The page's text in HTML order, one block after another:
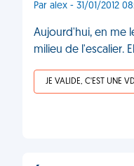
Par alex - 31/01/2012
Aujourd'hui, en me
milieu de l'escalier.
JE VALIDE, C'EST UNE